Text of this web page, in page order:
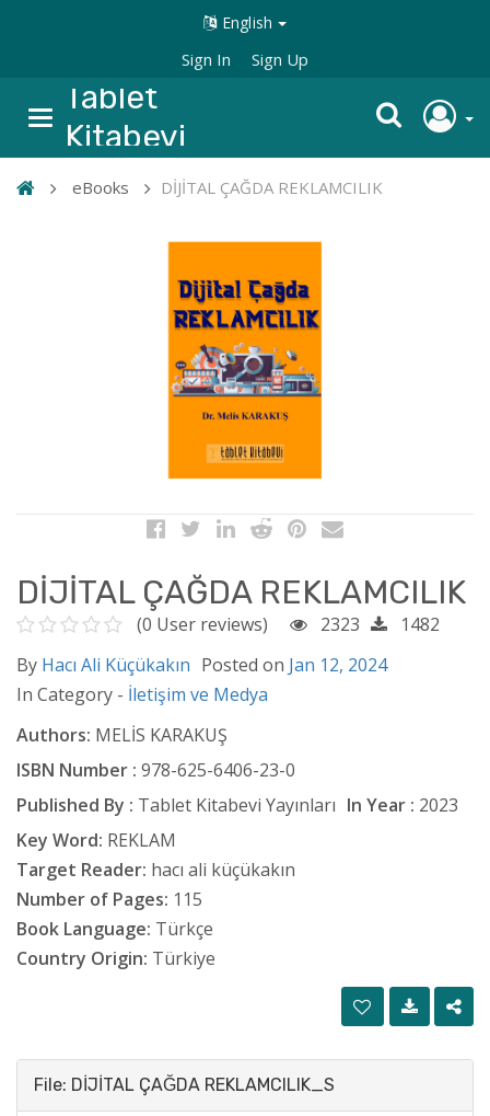
English
Sign In Sign Up
Tablet
Kitabevi
eBooks DİJİTAL ÇAĞDA REKLAMCILIK
DİJİTAL ÇAĞDA REKLAMCILIK
(0 User reviews) 2323
1482
By Hacı Ali Küçükakın Posted on Jan 12, 2024
In Category - İletişim ve Medya
Authors: MELİS KARAKUŞ
ISBN Number : 978-625-6406-23-0
Published By : Tablet Kitabevi Yayınları In Year : 2023
Key Word: REKLAM
Target Reader: hacı ali küçükakın
Number of Pages: 115
Book Language: Türkçe
Country Origin: Türkiye
File: DİJİTAL ÇAĞDA REKLAMCILIK_S